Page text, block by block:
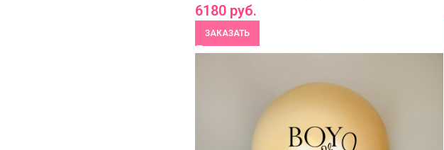
6180руб.
ЗАКАЗАТЬ